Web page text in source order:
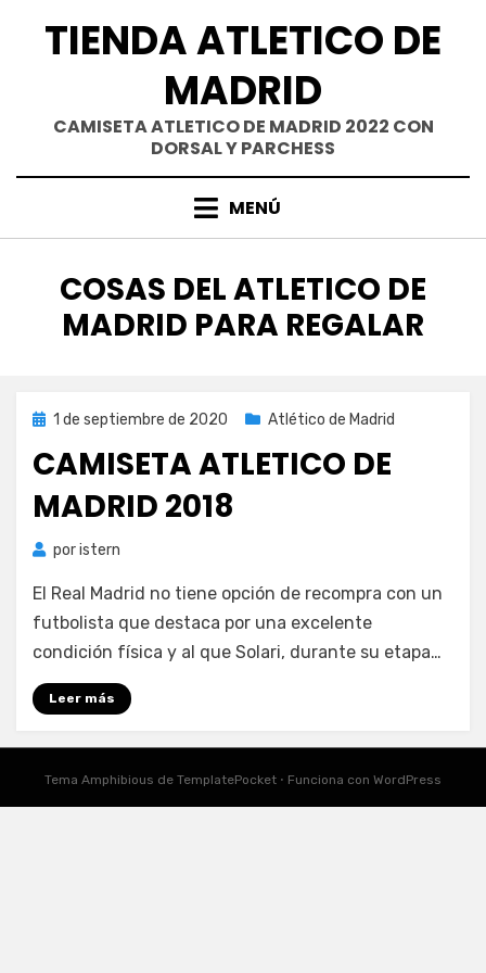
TIENDA ATLETICO DE
MADRID
CAMISETA ATLETICO DE MADRID 2022 CON
DORSAL Y PARCHESS
MENÚ
ETIQUETA
:
COSAS DEL ATLETICO DE
MADRID PARA REGALAR
Publicada
1 de septiembre de 2020 Atlético de Madrid
CAMISETA ATLETICO DE
MADRID 2018
poristern
El Real Madrid no tiene opción de recompra con un
futbolista que destaca por una excelente
condición física y al que Solari, durante su etapa…
Leer más
Tema Amphibious de TemplatePocket ⋅ Funciona con WordPress